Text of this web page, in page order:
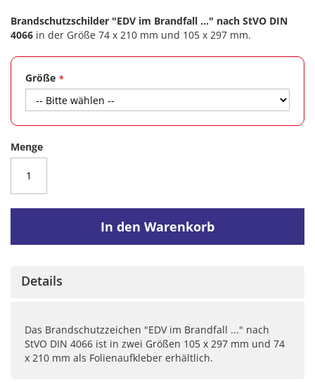
Brandschutzschilder "EDV im Brandfall ..." nach StVO DIN
4066 in der Größe 74 x 210 mm und 105 x 297 mm.
Größe
Menge
In den Warenkorb
Details
Das Brandschutzzeichen "EDV im Brandfall ..." nach
StVO DIN 4066 ist in zwei Größen 105 x 297 mm und 74
x 210 mm als Folienaufkleber erhältlich.